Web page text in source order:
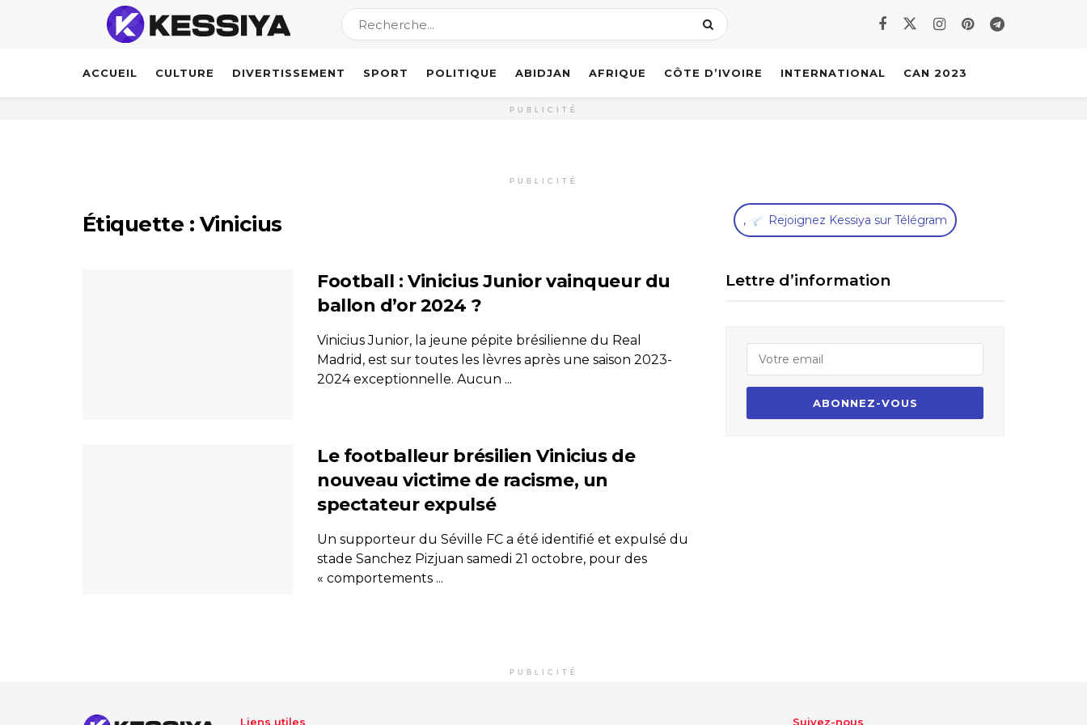
ACCUEIL CULTURE DIVERTISSEMENT SPORT POLITIQUE ABIDJAN AFRIQUE CÔTE D’IVOIRE INTERNATIONAL CAN 2023
PUBLICITÉ
PUBLICITÉ
Étiquette : Vinicius
Football : Vinicius Junior vainqueur du
ballon d’or 2024 ?
Vinicius Junior, la jeune pépite brésilienne du Real
Madrid, est sur toutes les lèvres après une saison 2023-
2024 exceptionnelle. Aucun ...
Le footballeur brésilien Vinicius de
nouveau victime de racisme, un
spectateur expulsé
Un supporteur du Séville FC a été identifié et expulsé du
stade Sanchez Pizjuan samedi 21 octobre, pour des
« comportements ...
, Rejoignez Kessiya sur Télégram
Lettre d’information
PUBLICITÉ
Liens utiles Suivez-nous